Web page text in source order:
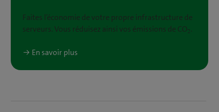
Faites l’économie de votre propre infrastructure de
serveurs. Vous réduisez ainsi vos émissions de CO2.
En savoir plus